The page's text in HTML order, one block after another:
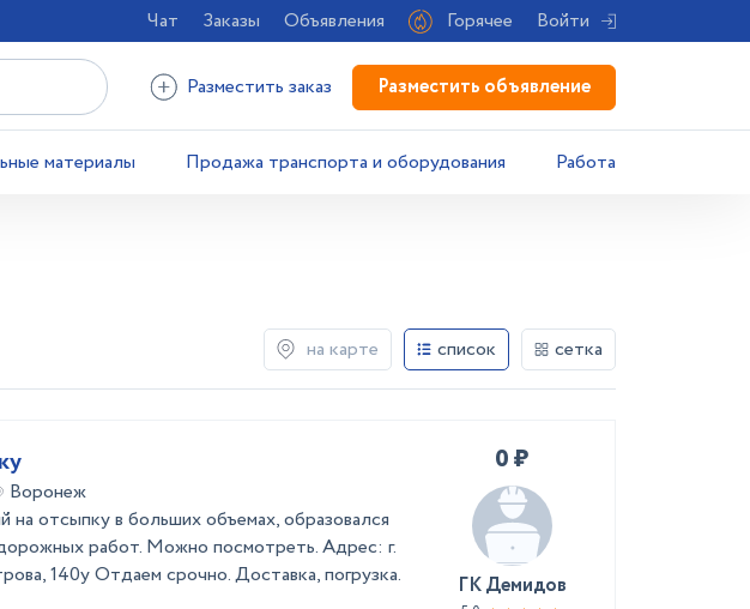
Чат Заказы Объявления Горячее Войти
Разместить заказ Разместить объявление
материалы Продажа транспорта и оборудования Работа
на карте список сетка
Воронеж
на отсыпку в больших объемах, образовался
работ. Можно посмотреть. Адрес: г.
140у Отдаем срочно. Доставка, погрузка.
0 ₽
ГК Демидов